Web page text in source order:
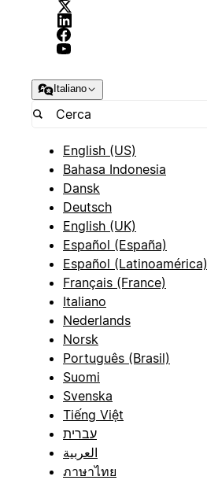
Italiano
English (US)
Bahasa Indonesia
Dansk
Deutsch
English (UK)
Español (España)
Español (Latinoamérica)
Français (France)
Italiano
Nederlands
Norsk
Português (Brasil)
Suomi
Svenska
Tiếng Việt
עברית
العربية
ภาษาไทย